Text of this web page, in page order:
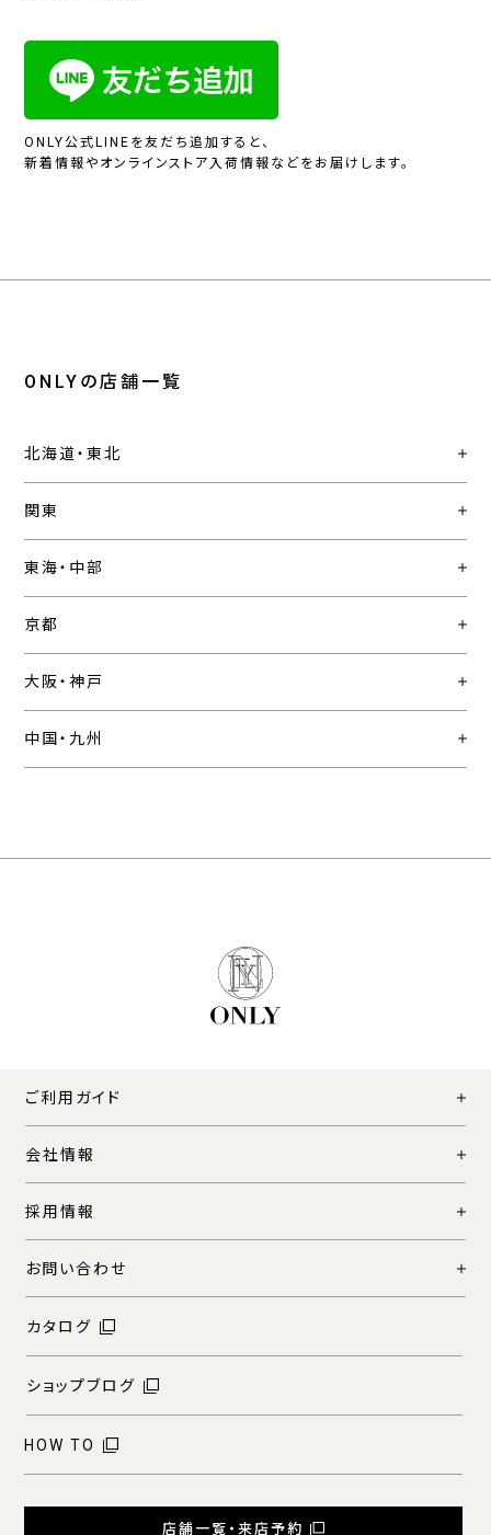
ONLY公式LINEを友だち追加すると、
新着情報やオンラインストア入荷情報などをお届けします。
ONLYの店舗一覧
北海道・東北
関東
東海・中部
京都
大阪・神戸
中国・九州
ご利用ガイド
会社情報
採用情報
お問い合わせ
カタログ
ショップブログ
HOW TO
店舗一覧・来店予約